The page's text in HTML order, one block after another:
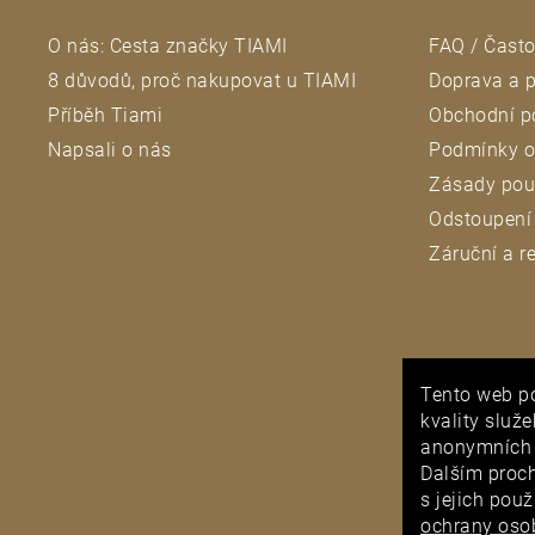
Tento web
kvality
Dalším
s jejich
ochrany
O nás: Cesta značky TIAMI
8 důvodů, proč nakupovat u TIAMI
Příběh Tiami
Napsali o nás
FAQ /
Doprava a
Obchodní
Podmínky
Zásady
Záruční a